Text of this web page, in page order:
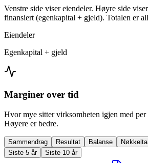
Venstre side viser eiendeler. Høyre side
finansiert (egenkapital + gjeld). Totalen er
Eiendeler
Egenkapital + gjeld
Marginer over tid
Hvor mye sitter virksomheten igjen med
Høyere er bedre.
Sammendrag Resultat Balanse
Siste 5 år
Siste 10 år